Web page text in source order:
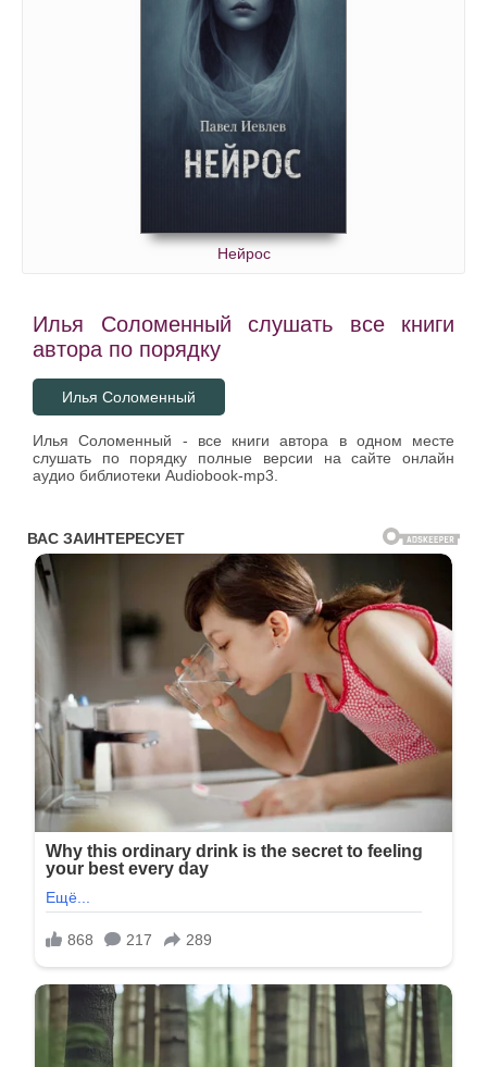
Нейрос
Илья Соломенный слушать все книги
автора по порядку
Илья Соломенный
Илья Соломенный - все книги автора в одном месте
слушать по порядку полные версии на сайте онлайн
аудио библиотеки Audiobook-mp3.